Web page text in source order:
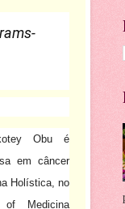
Obu é
em câncer
Holística, no
Medicina